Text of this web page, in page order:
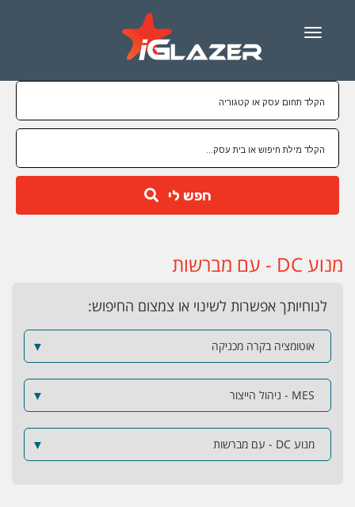
Menu
חפש לי
מנוע DC - עם מברשות
לנוחיותך אפשרות לשינוי או צמצום החיפוש:
אוטומציה בקרה מכניקה ▼
MES - ניהול הייצור ▼
מנוע DC - עם מברשות ▼